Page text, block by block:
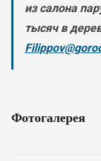
из салона
тысяч в
Фотогалерея